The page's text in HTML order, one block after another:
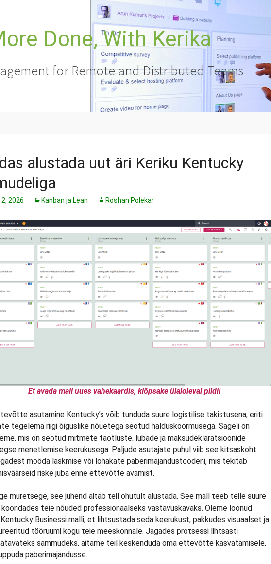
Done, With Kerika
for Remote and Distributed Teams
alustada uut äri Keriku Kentucky
2026 Kanban ja Lean Roshan Polekar
Et avada mall uues vahekaardis, klõpsake ülaloleval pildil
asutamine Kentucky’s võib tunduda suure logistilise takistusena, eriti
tegelema riigi õiguslike nõuetega seotud halduskoormusega. Sageli on
mis on seotud mitmete taotluste, lubade ja maksudeklaratsioonide
menetlemise keerukusega. Paljude asutajate puhul viib see kitsaskoht
mööda laskmise või lohakate paberimajandustöödeni, mis tekitab
riske juba enne ettevõtte avamist.
muretsege, see juhend aitab teil ohutult alustada. See mall teeb teile suure
teie nõuded professionaalseks vastavuskavaks. Oleme loonud
Businessi malli, et lihtsustada seda keerukust, pakkudes visuaalset ja
tööruumi kogu teie meeskonnale. Jagades protsessi lihtsasti
sammudeks, aitame teil keskenduda oma ettevõtte kasvatamisele,
paberimajandusse.